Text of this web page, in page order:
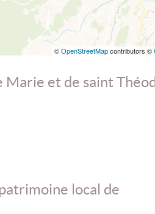
©OpenStreetMapcontributors ©
et de saint
local de